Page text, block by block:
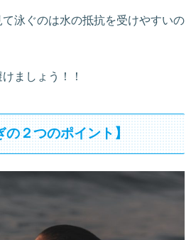
泳ぐのは水の抵抗を受けやすいの
ましょう！！
の２つのポイント】